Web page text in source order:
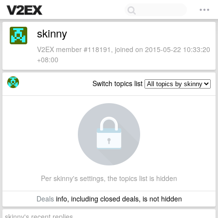
skinny
V2EX member #118191, joined on 2015-05-22 10:33:20
+08:00
Switch topics list
Per skinny's settings, the topics list is hidden
Dealsinfo, including closed deals, is not hidden